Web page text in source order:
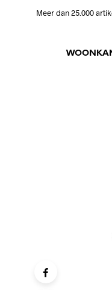
Meer dan 25.000